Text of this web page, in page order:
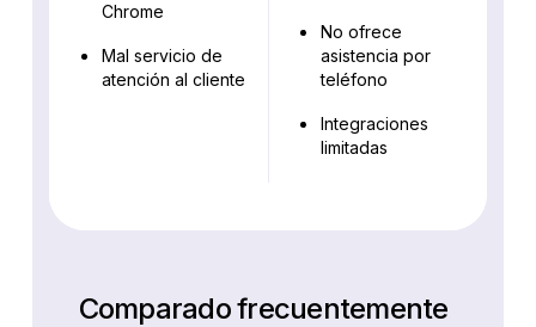
Chrome
Mal servicio de
atención al cliente
No ofrece
asistencia por
teléfono
Integraciones
limitadas
Comparado frecuentemente